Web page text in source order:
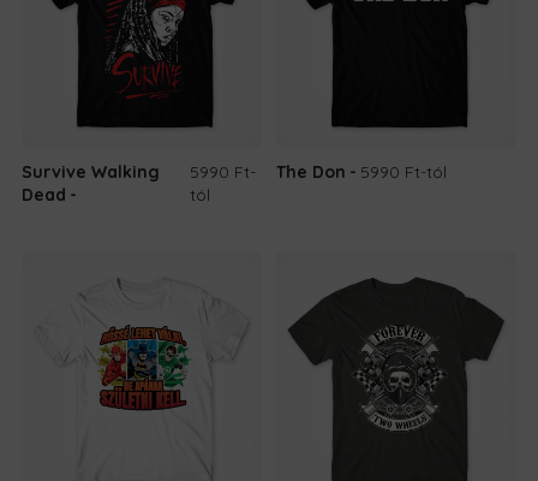
Survive Walking
Dead
5990 Ft-
tól
The Don 5990 Ft-tól